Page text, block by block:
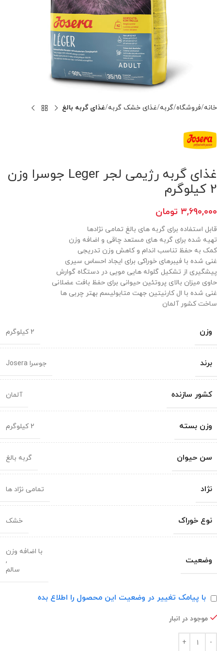
خانه فروشگاه گربه غذای خشک گربه غذای گربه بالغ
غذای گربه رژیمی لجر Leger جوسرا وزن
2 کیلوگرم
۳,۶۹۰,۰۰۰ تومان
قابل استفاده برای گربه های بالغ تمامی نژادها
تهیه شده برای گربه های مستعد چاقی و اضافه وزن
کمک به حفظ تناسب اندام و کاهش وزن تدریجی
غنی شده با فیبرهای خوراکی برای ایجاد احساس سیری
پیشگیری از تشکیل گلوله هایی مویی در دستگاه گوارش
حاوی میزان بالای پروتئین حیوانی برای حفظ بافت عضلانی
غنی شده با ال کارنیتین جهت متابولیسم بهتر چربی ها
ساخت کشور آلمان
وزن 2 کیلوگرم
برند جوسرا Josera
کشور سازنده آلمان
وزن بسته 2 کیلوگرم
سن حیوان گربه بالغ
نژاد تمامی نژاد ها
نوع خوراک خشک
وضعیت
با اضافه وزن
,
سالم
با پیامک تغییر در وضعیت این محصول را اطلاع بده
موجود در انبار